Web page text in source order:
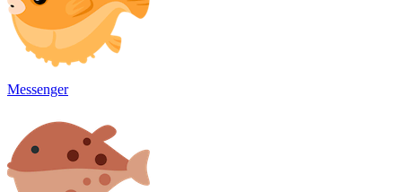
Messenger